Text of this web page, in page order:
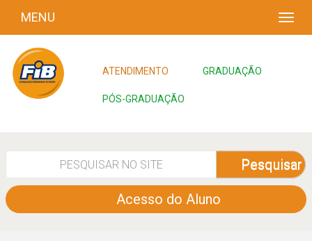
MENU
ATENDIMENTO GRADUAÇÃO
PÓS-GRADUAÇÃO
Pesquisar
Acesso do Aluno